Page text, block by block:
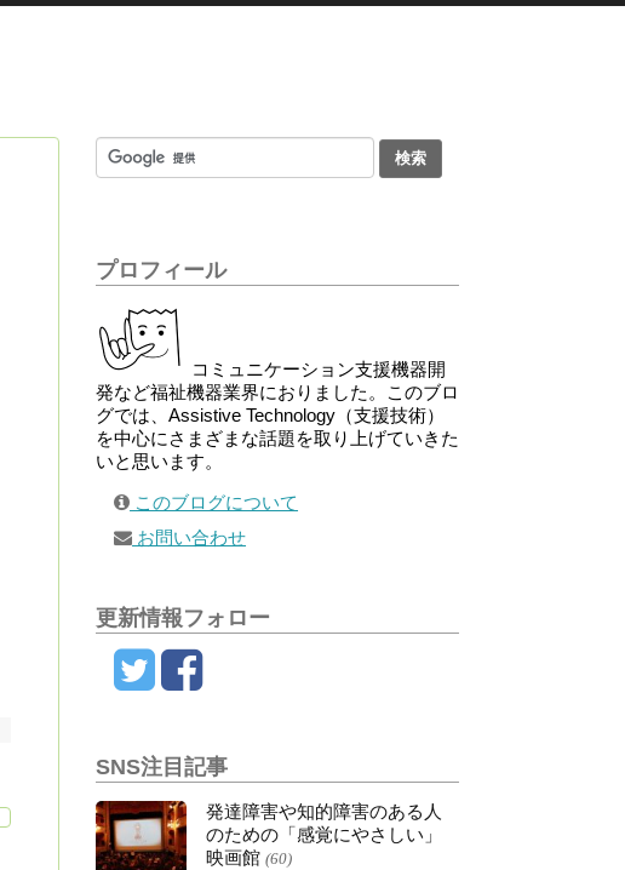
プロフィール
コミュニケーション支援機器開
発など福祉機器業界におりました。このブロ
グでは、Assistive Technology（支援技術）
を中心にさまざまな話題を取り上げていきた
いと思います。
このブログについて
お問い合わせ
更新情報フォロー
SNS注目記事
発達障害や知的障害のある人
のための「感覚にやさしい」
映画館 (60)